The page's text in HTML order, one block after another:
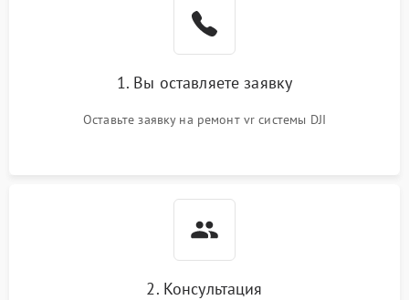
1. Вы оставляете заявку
Оставьте заявку на ремонт vr системы DJI
2. Консультация